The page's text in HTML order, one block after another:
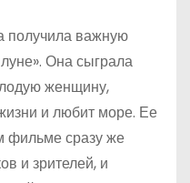
важную
Она сыграла
женщину,
и любит море. Ее
фильме сразу же
и зрителей, и